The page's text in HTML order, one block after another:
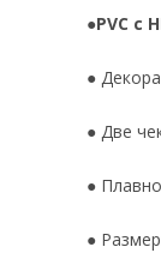
●PVC с
●
● Две
●
●